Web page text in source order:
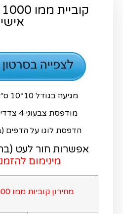
אישי
מגיעה בגודל 10*10 ס״מ,
מודפסת צבעוני 4 צדדים (פאות) שונים.
הדפסת לוגו על הדפים
אפשרות חור לעט
מינימום להזמנה 10
מחירון קוביות ממו 1000 דפים